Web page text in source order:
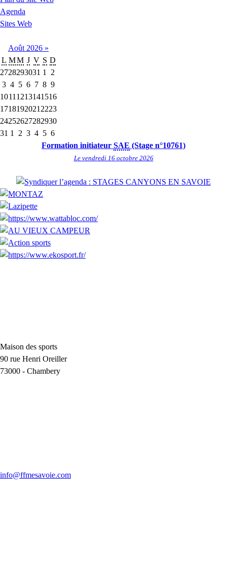
Agenda
Sites Web
Août 2026 »
L MM J V S D
2728293031 1
2
3 4 5 6 7 8 9
1011 1213141516
1718192021 2223
24252627282930
31 1 2 3 4 5 6
Formation initiateur SAE (Stage n°10761)
Le vendredi 16 octobre 2026
Maison des sports
90 rue Henri Oreiller
73000 - Chambery
info@ffmesavoie.com